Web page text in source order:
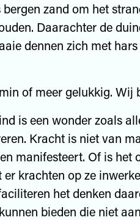
zand om het
Daarachter de
dennen zich met
of meer gelukkig. Wij
is een wonder zoals
Kracht is niet van
manifesteert. Of is het
krachten op ze
het denken
bieden die niet